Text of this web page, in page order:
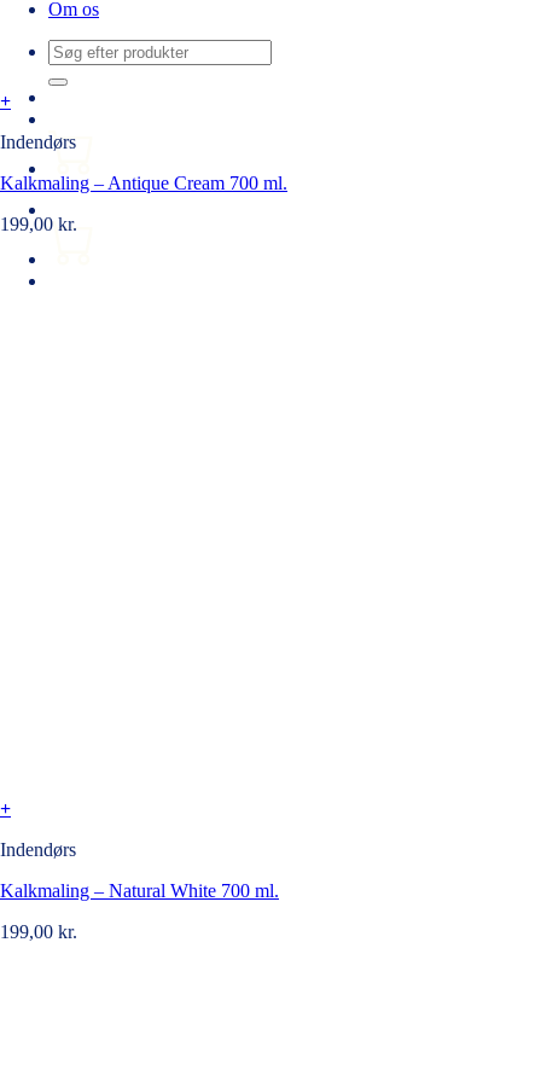
Om os
Søg
efter:
+
Indendørs
Kalkmaling – Antique Cream 700 ml.
199,00 kr.
+
Indendørs
Kalkmaling – Natural White 700 ml.
199,00 kr.